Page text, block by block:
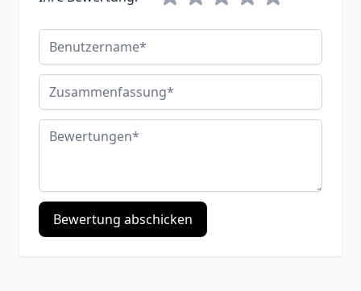
Benutzername
Zusammenfassung
Bewertungen
Bewertung abschicken